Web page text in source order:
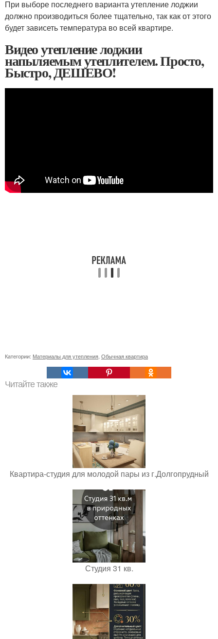
При выборе последнего варианта утепление лоджии
должно производиться более тщательно, так как от этого
будет зависеть температура во всей квартире.
Видео утепление лоджии
напыляемым утеплителем. Просто,
Быстро, ДЕШЕВО!
Категории: Материалы для утепления Обычная квартира
Читайте также
Квартира-студия для молодой пары из г.Долгопрудный
Студия 31 кв.